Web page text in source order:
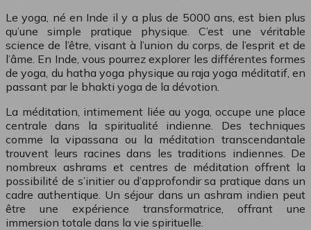
Le yoga, né en Inde il y a plus de 5000 ans, est bien plus
qu’une simple pratique physique. C’est une véritable
science de l’être, visant à l’union du corps, de l’esprit et de
l’âme. En Inde, vous pourrez explorer les différentes formes
de yoga, du hatha yoga physique au raja yoga méditatif, en
passant par le bhakti yoga de la dévotion.
La méditation, intimement liée au yoga, occupe une place
centrale dans la spiritualité indienne. Des techniques
comme la vipassana ou la méditation transcendantale
trouvent leurs racines dans les traditions indiennes. De
nombreux ashrams et centres de méditation offrent la
possibilité de s’initier ou d’approfondir sa pratique dans un
cadre authentique. Un séjour dans un ashram indien peut
être une expérience transformatrice, offrant une
immersion totale dans la vie spirituelle.